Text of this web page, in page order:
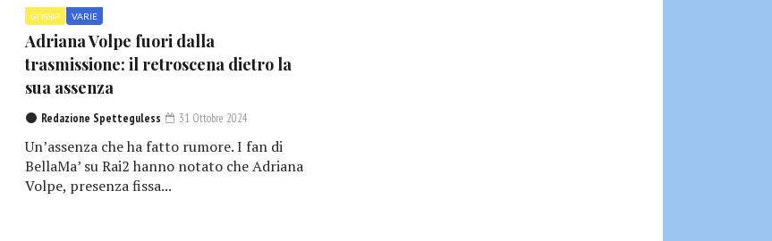
GOSSIP VARIE
Adriana Volpe fuori dalla
trasmissione: il retroscena dietro la
sua assenza
Redazione Spetteguless 31 Ottobre 2024
Un’assenza che ha fatto rumore. I fan di
BellaMa’ su Rai2 hanno notato che Adriana
Volpe, presenza fissa...